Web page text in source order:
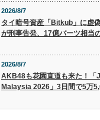
2026/8/7
タイ暗号資産「Bitkub」に虚
が刑事告発、17億バーツ相当
2026/8/7
AKB48も花園直道も来た！「
Malaysia 2026」3日間で5万